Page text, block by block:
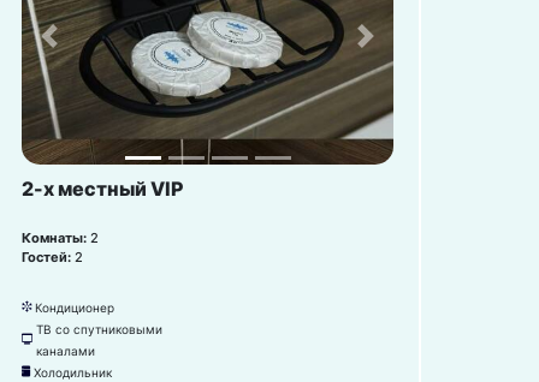
Previous Next
2-х местный VIP
Комнаты: 2
Гостей: 2
뀸 Кондиционер
넎
ТВ со спутниковыми
каналами
녒 Холодильник